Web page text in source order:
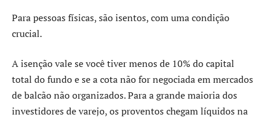
Para pessoas físicas, são isentos, com uma condição
crucial.
A isenção vale se você tiver menos de 10% do capital
total do fundo e se a cota não for negociada em mercados
de balcão não organizados. Para a grande maioria dos
investidores de varejo, os proventos chegam líquidos na